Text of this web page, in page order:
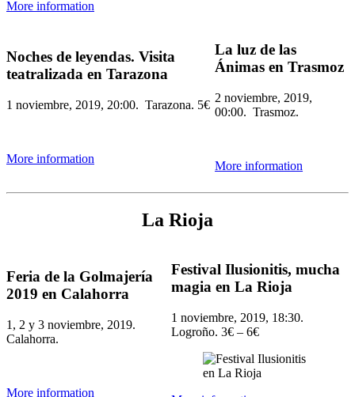
More information
Noches de leyendas. Visita
teatralizada en Tarazona
1 noviembre, 2019, 20:00. Tarazona. 5€
More information
La luz de las
Ánimas en Trasmoz
2 noviembre, 2019,
00:00. Trasmoz.
More information
La Rioja
Feria de la Golmajería
2019 en Calahorra
1, 2 y 3 noviembre, 2019.
Calahorra.
More information
Festival Ilusionitis, mucha
magia en La Rioja
1 noviembre, 2019, 18:30.
Logroño. 3€ – 6€